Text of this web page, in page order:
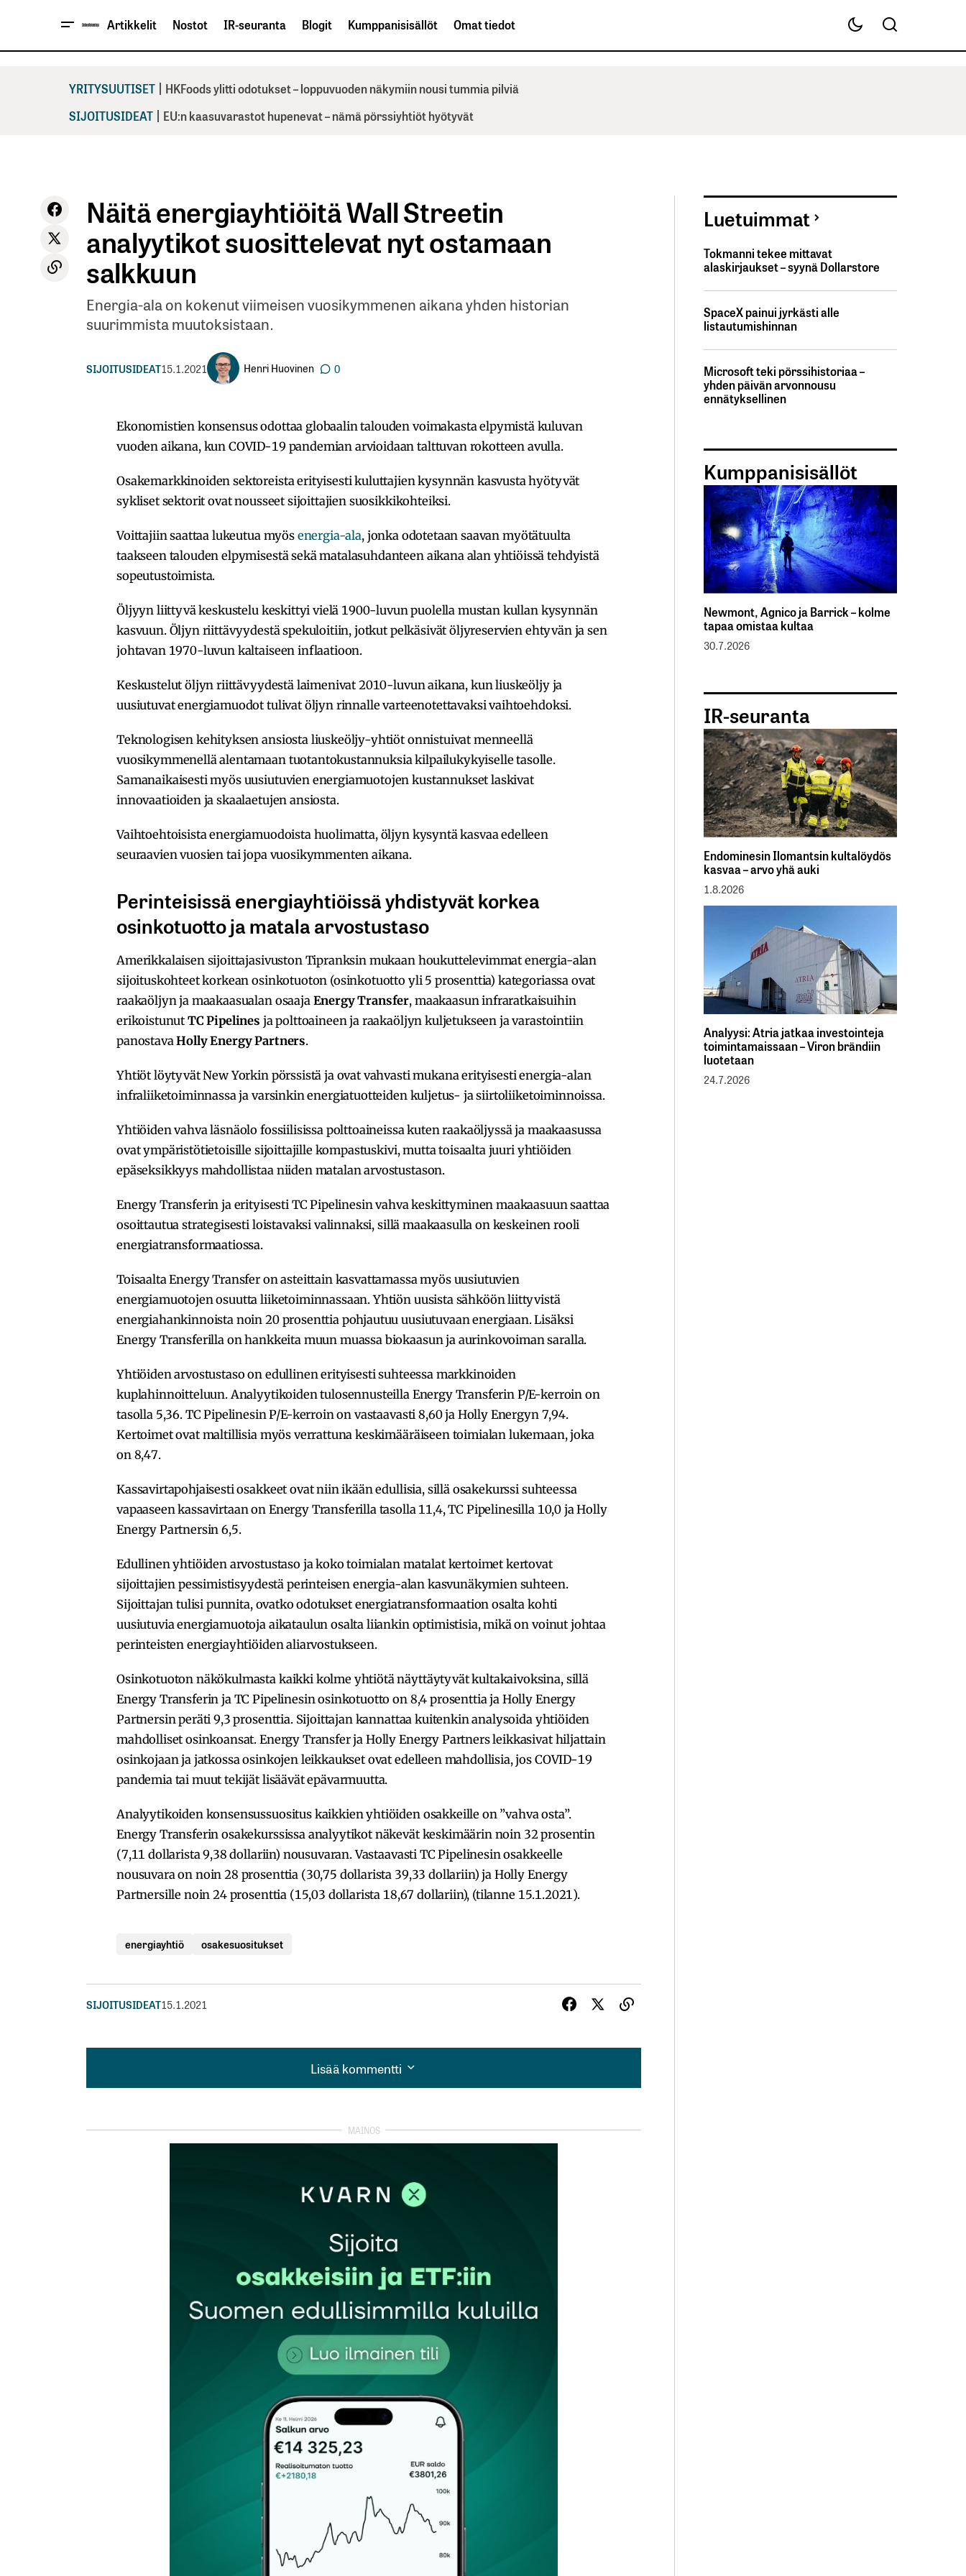
Artikkelit Nostot IR-seuranta Blogit Kumppanisisällöt Omat tiedot
YRITYSUUTISET | HKFoods ylitti odotukset – loppuvuoden näkymiin nousi tummia pilviä
SIJOITUSIDEAT | EU:n kaasuvarastot hupenevat – nämä pörssiyhtiöt hyötyvät
Näitä energiayhtiöitä Wall Streetin
analyytikot suosittelevat nyt ostamaan
salkkuun
Energia-ala on kokenut viimeisen vuosikymmenen aikana yhden historian
suurimmista muutoksistaan.
SIJOITUSIDEAT15.1.2021 Henri Huovinen 0
Ekonomistien konsensus odottaa globaalin talouden voimakasta elpymistä kuluvan
vuoden aikana, kun COVID-19 pandemian arvioidaan talttuvan rokotteen avulla.
Osakemarkkinoiden sektoreista erityisesti kuluttajien kysynnän kasvusta hyötyvät
sykliset sektorit ovat nousseet sijoittajien suosikkikohteiksi.
Voittajiin saattaa lukeutua myös energia-ala, jonka odotetaan saavan myötätuulta
taakseen talouden elpymisestä sekä matalasuhdanteen aikana alan yhtiöissä tehdyistä
sopeutustoimista.
Öljyyn liittyvä keskustelu keskittyi vielä 1900-luvun puolella mustan kullan kysynnän
kasvuun. Öljyn riittävyydestä spekuloitiin, jotkut pelkäsivät öljyreservien ehtyvän ja sen
johtavan 1970-luvun kaltaiseen inflaatioon.
Keskustelut öljyn riittävyydestä laimenivat 2010-luvun aikana, kun liuskeöljy ja
uusiutuvat energiamuodot tulivat öljyn rinnalle varteenotettavaksi vaihtoehdoksi.
Teknologisen kehityksen ansiosta liuskeöljy-yhtiöt onnistuivat menneellä
vuosikymmenellä alentamaan tuotantokustannuksia kilpailukykyiselle tasolle.
Samanaikaisesti myös uusiutuvien energiamuotojen kustannukset laskivat
innovaatioiden ja skaalaetujen ansiosta.
Vaihtoehtoisista energiamuodoista huolimatta, öljyn kysyntä kasvaa edelleen
seuraavien vuosien tai jopa vuosikymmenten aikana.
Perinteisissä energiayhtiöissä yhdistyvät korkea
osinkotuotto ja matala arvostustaso
Amerikkalaisen sijoittajasivuston Tipranksin mukaan houkuttelevimmat energia-alan
sijoituskohteet korkean osinkotuoton (osinkotuotto yli 5 prosenttia) kategoriassa ovat
raakaöljyn ja maakaasualan osaaja Energy Transfer, maakaasun infraratkaisuihin
erikoistunut TC Pipelines ja polttoaineen ja raakaöljyn kuljetukseen ja varastointiin
panostavaHolly Energy Partners.
Yhtiöt löytyvät New Yorkin pörssistä ja ovat vahvasti mukana erityisesti energia-alan
infraliiketoiminnassa ja varsinkin energiatuotteiden kuljetus- ja siirtoliiketoiminnoissa.
Yhtiöiden vahva läsnäolo fossiilisissa polttoaineissa kuten raakaöljyssä ja maakaasussa
ovat ympäristötietoisille sijoittajille kompastuskivi, mutta toisaalta juuri yhtiöiden
epäseksikkyys mahdollistaa niiden matalan arvostustason.
Energy Transferin ja erityisesti TC Pipelinesin vahva keskittyminen maakaasuun saattaa
osoittautua strategisesti loistavaksi valinnaksi, sillä maakaasulla on keskeinen rooli
energiatransformaatiossa.
Toisaalta Energy Transfer on asteittain kasvattamassa myös uusiutuvien
energiamuotojen osuutta liiketoiminnassaan. Yhtiön uusista sähköön liittyvistä
energiahankinnoista noin 20 prosenttia pohjautuu uusiutuvaan energiaan. Lisäksi
Energy Transferilla on hankkeita muun muassa biokaasun ja aurinkovoiman saralla.
Yhtiöiden arvostustaso on edullinen erityisesti suhteessa markkinoiden
kuplahinnoitteluun. Analyytikoiden tulosennusteilla Energy Transferin P/E-kerroin on
tasolla 5,36. TC Pipelinesin P/E-kerroin on vastaavasti 8,60 ja Holly Energyn 7,94.
Kertoimet ovat maltillisia myös verrattuna keskimääräiseen toimialan lukemaan, joka
on 8,47.
Kassavirtapohjaisesti osakkeet ovat niin ikään edullisia, sillä osakekurssi suhteessa
vapaaseen kassavirtaan on Energy Transferilla tasolla 11,4, TC Pipelinesilla 10,0 ja Holly
Energy Partnersin 6,5.
Edullinen yhtiöiden arvostustaso ja koko toimialan matalat kertoimet kertovat
sijoittajien pessimistisyydestä perinteisen energia-alan kasvunäkymien suhteen.
Sijoittajan tulisi punnita, ovatko odotukset energiatransformaation osalta kohti
uusiutuvia energiamuotoja aikataulun osalta liiankin optimistisia, mikä on voinut johtaa
perinteisten energiayhtiöiden aliarvostukseen.
Osinkotuoton näkökulmasta kaikki kolme yhtiötä näyttäytyvät kultakaivoksina, sillä
Energy Transferin ja TC Pipelinesin osinkotuotto on 8,4 prosenttia ja Holly Energy
Partnersin peräti 9,3 prosenttia. Sijoittajan kannattaa kuitenkin analysoida yhtiöiden
mahdolliset osinkoansat. Energy Transfer ja Holly Energy Partners leikkasivat hiljattain
osinkojaan ja jatkossa osinkojen leikkaukset ovat edelleen mahdollisia, jos COVID-19
pandemia tai muut tekijät lisäävät epävarmuutta.
Analyytikoiden konsensussuositus kaikkien yhtiöiden osakkeille on ”vahva osta”.
Energy Transferin osakekurssissa analyytikot näkevät keskimäärin noin 32 prosentin
(7,11 dollarista 9,38 dollariin) nousuvaran. Vastaavasti TC Pipelinesin osakkeelle
nousuvara on noin 28 prosenttia (30,75 dollarista 39,33 dollariin) ja Holly Energy
Partnersille noin 24 prosenttia (15,03 dollarista 18,67 dollariin), (tilanne 15.1.2021).
energiayhtiö osakesuositukset
SIJOITUSIDEAT15.1.2021
Lisää kommentti
Lisää kommentti
Sähköpostiosoitteesi
Tilaa SalkunRakentajan uutiskirje
Luetuimmat
Tokmanni tekee mittavat
alaskirjaukset – syynä Dollarstore
SpaceX painui jyrkästi alle
listautumishinnan
Microsoft teki pörssihistoriaa –
yhden päivän arvonnousu
ennätyksellinen
Kumppanisisällöt
Newmont, Agnico ja Barrick – kolme
tapaa omistaa kultaa
30.7.2026
IR-seuranta
Endominesin Ilomantsin kultalöydös
kasvaa – arvo yhä auki
1.8.2026
Analyysi: Atria jatkaa investointeja
toimintamaissaan – Viron brändiin
luotetaan
24.7.2026